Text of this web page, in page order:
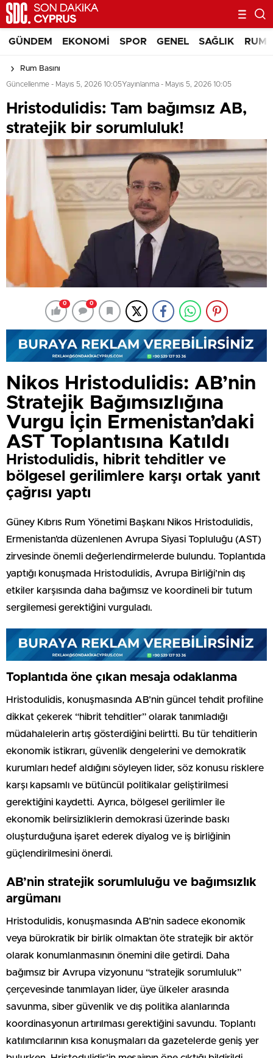
GÜNDEM EKONOMI SPOR GENEL SAĞLIK RUM
Rum Basını
Güncellenme - Mayıs 5, 2026 10:05Yayınlanma - Mayıs 5, 2026 10:05
Hristodulidis: Tam bağımsız AB,
stratejik bir sorumluluk!
0 0
Nikos Hristodulidis: AB’nin
Stratejik Bağımsızlığına
Vurgu İçin Ermenistan’daki
AST Toplantısına Katıldı
Hristodulidis, hibrit tehditler ve
bölgesel gerilimlere karşı ortak yanıt
çağrısı yaptı
Güney Kıbrıs Rum Yönetimi Başkanı Nikos Hristodulidis,
Ermenistan’da düzenlenen Avrupa Siyasi Topluluğu (AST)
zirvesinde önemli değerlendirmelerde bulundu. Toplantıda
yaptığı konuşmada Hristodulidis, Avrupa Birliği’nin dış
etkiler karşısında daha bağımsız ve koordineli bir tutum
sergilemesi gerektiğini vurguladı.
Toplantıda öne çıkan mesaja odaklanma
Hristodulidis, konuşmasında AB’nin güncel tehdit profiline
dikkat çekerek “hibrit tehditler” olarak tanımladığı
müdahalelerin artış gösterdiğini belirtti. Bu tür tehditlerin
ekonomik istikrarı, güvenlik dengelerini ve demokratik
kurumları hedef aldığını söyleyen lider, söz konusu risklere
karşı kapsamlı ve bütüncül politikalar geliştirilmesi
gerektiğini kaydetti. Ayrıca, bölgesel gerilimler ile
ekonomik belirsizliklerin demokrasi üzerinde baskı
oluşturduğuna işaret ederek diyalog ve iş birliğinin
güçlendirilmesini önerdi.
AB’nin stratejik sorumluluğu ve bağımsızlık
argümanı
Hristodulidis, konuşmasında AB’nin sadece ekonomik
veya bürokratik bir birlik olmaktan öte stratejik bir aktör
olarak konumlanmasının önemini dile getirdi. Daha
bağımsız bir Avrupa vizyonunu “stratejik sorumluluk”
çerçevesinde tanımlayan lider, üye ülkeler arasında
savunma, siber güvenlik ve dış politika alanlarında
koordinasyonun artırılması gerektiğini savundu. Toplantı
katılımcılarının kısa konuşmaları da gazetelerde geniş yer